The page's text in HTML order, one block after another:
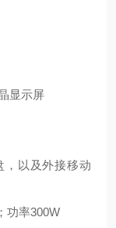
显示屏
，以及外接移动
功率300W